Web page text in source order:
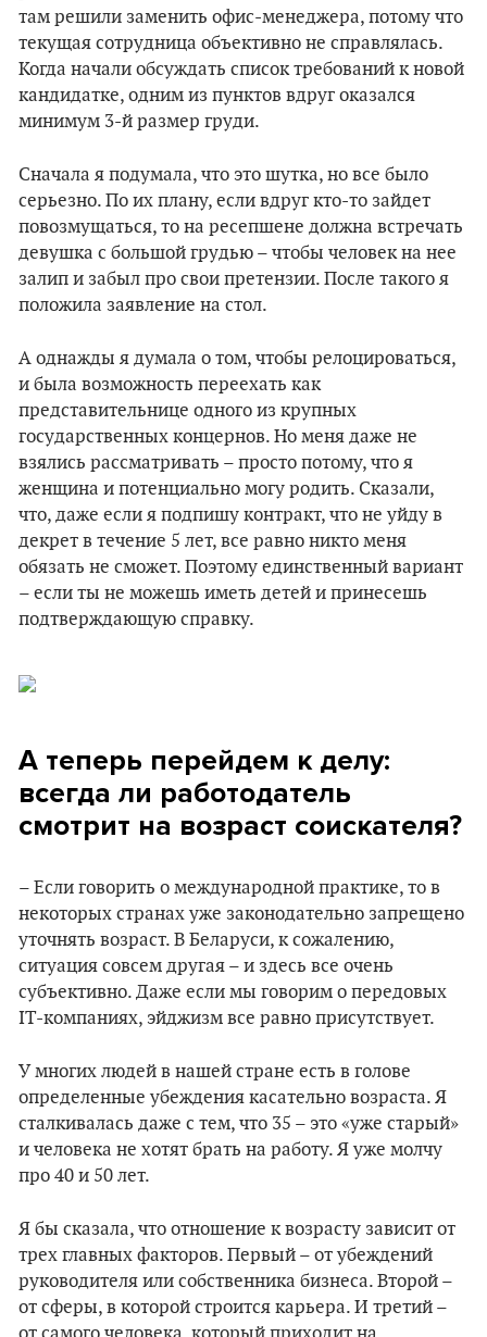
там решили заменить офис-менеджера, потому что
текущая сотрудница объективно не справлялась.
Когда начали обсуждать список требований к новой
кандидатке, одним из пунктов вдруг оказался
минимум 3-й размер груди.
Сначала я подумала, что это шутка, но все было
серьезно. По их плану, если вдруг кто-то зайдет
повозмущаться, то на ресепшене должна встречать
девушка с большой грудью – чтобы человек на нее
залип и забыл про свои претензии. После такого я
положила заявление на стол.
А однажды я думала о том, чтобы релоцироваться,
и была возможность переехать как
представительнице одного из крупных
государственных концернов. Но меня даже не
взялись рассматривать – просто потому, что я
женщина и потенциально могу родить. Сказали,
что, даже если я подпишу контракт, что не уйду в
декрет в течение 5 лет, все равно никто меня
обязать не сможет. Поэтому единственный вариант
– если ты не можешь иметь детей и принесешь
подтверждающую справку.
А теперь перейдем к делу:
всегда ли работодатель
смотрит на возраст соискателя?
– Если говорить о международной практике, то в
некоторых странах уже законодательно запрещено
уточнять возраст. В Беларуси, к сожалению,
ситуация совсем другая – и здесь все очень
субъективно. Даже если мы говорим о передовых
IT-компаниях, эйджизм все равно присутствует.
У многих людей в нашей стране есть в голове
определенные убеждения касательно возраста. Я
сталкивалась даже с тем, что 35 – это «уже старый»
и человека не хотят брать на работу. Я уже молчу
про 40 и 50 лет.
Я бы сказала, что отношение к возрасту зависит от
трех главных факторов. Первый – от убеждений
руководителя или собственника бизнеса. Второй –
от сферы, в которой строится карьера. И третий –